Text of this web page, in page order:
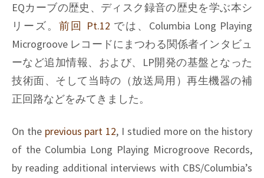
EQカーブの歴史、ディスク録音の歴史を学ぶ本シ
リーズ。前回 Pt.12 では、Columbia Long Playing
Microgroove レコードにまつわる関係者インタビュ
ーなど追加情報、および、LP開発の基盤となった
技術面、そして当時の（放送局用）再生機器の補
正回路などをみてきました。
On the previous part 12, I studied more on the history
of the Columbia Long Playing Microgroove Records,
by reading additional interviews with CBS/Columbia’s